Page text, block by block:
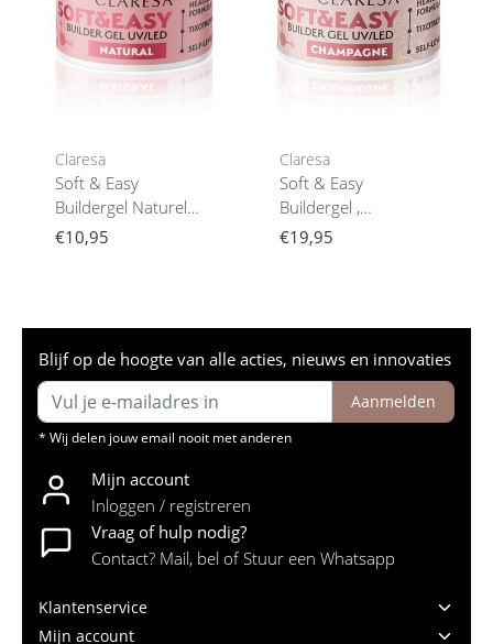
Claresa
Soft & Easy
Buildergel Naturel
Nailstyling12 G
€10,95
Claresa
Soft & Easy
Buildergel ,
Champagne
€19,95
Blijf op de hoogte van alle acties, nieuws en innovaties
Aanmelden
* Wij delen jouw email nooit met anderen
Mijn account
Inloggen / registreren
Vraag of hulp nodig?
Contact? Mail, bel of Stuur een Whatsapp
Klantenservice
Mijn account